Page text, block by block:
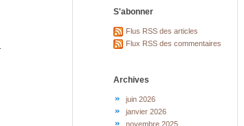
S'abonner
Flus RSS des articles
Flux RSS des commentaires
Archives
juin 2026
janvier 2026
novembre 2025